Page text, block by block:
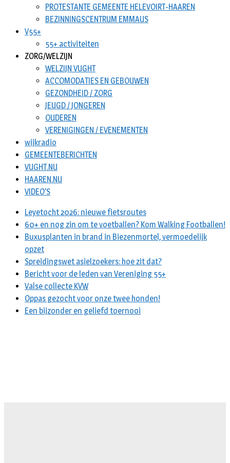
PROTESTANTE GEMEENTE HELEVOIRT-HAAREN
BEZINNINGSCENTRUM EMMAUS
V55+
55+ activiteiten
ZORG/WELZIJN
WELZIJN VUGHT
ACCOMODATIES EN GEBOUWEN
GEZONDHEID / ZORG
JEUGD / JONGEREN
OUDEREN
VERENIGINGEN / EVENEMENTEN
wijkradio
GEMEENTEBERICHTEN
VUGHT.NU
HAAREN.NU
VIDEO’S
Leyetocht 2026: nieuwe fietsroutes
60+ en nog zin om te voetballen? Kom Walking Footballen!
Buxusplanten in brand in Biezenmortel, vermoedelijk
opzet
Spreidingswet asielzoekers: hoe zit dat?
Bericht voor de leden van Vereniging 55+
Valse collecte KVW
Oppas gezocht voor onze twee honden!
Een bijzonder en geliefd toernooi